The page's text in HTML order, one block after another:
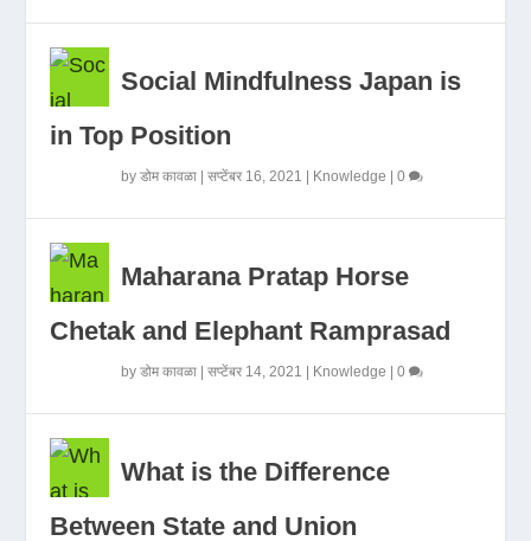
Social Mindfulness Japan is
in Top Position
byडोम कावळा |सप्टेंबर 16, 2021 Knowledge |0
Maharana Pratap Horse
Chetak and Elephant Ramprasad
byडोम कावळा |सप्टेंबर 14, 2021 Knowledge |0
What is the Difference
Between State and Union